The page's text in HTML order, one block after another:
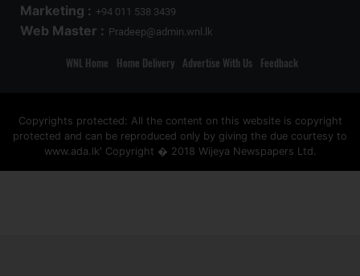
Marketing : +94 011 538 3439
Web Master : Pradeep@admin.wnl.lk
WNL Home Home Delivery Advertise With Us Feedback
Copyrights protected: All the content on this website is copyright
protected and can be reproduced only by giving the due courtesy to
www.ada.lk' Copyright � 2018 Wijeya Newspapers Ltd.